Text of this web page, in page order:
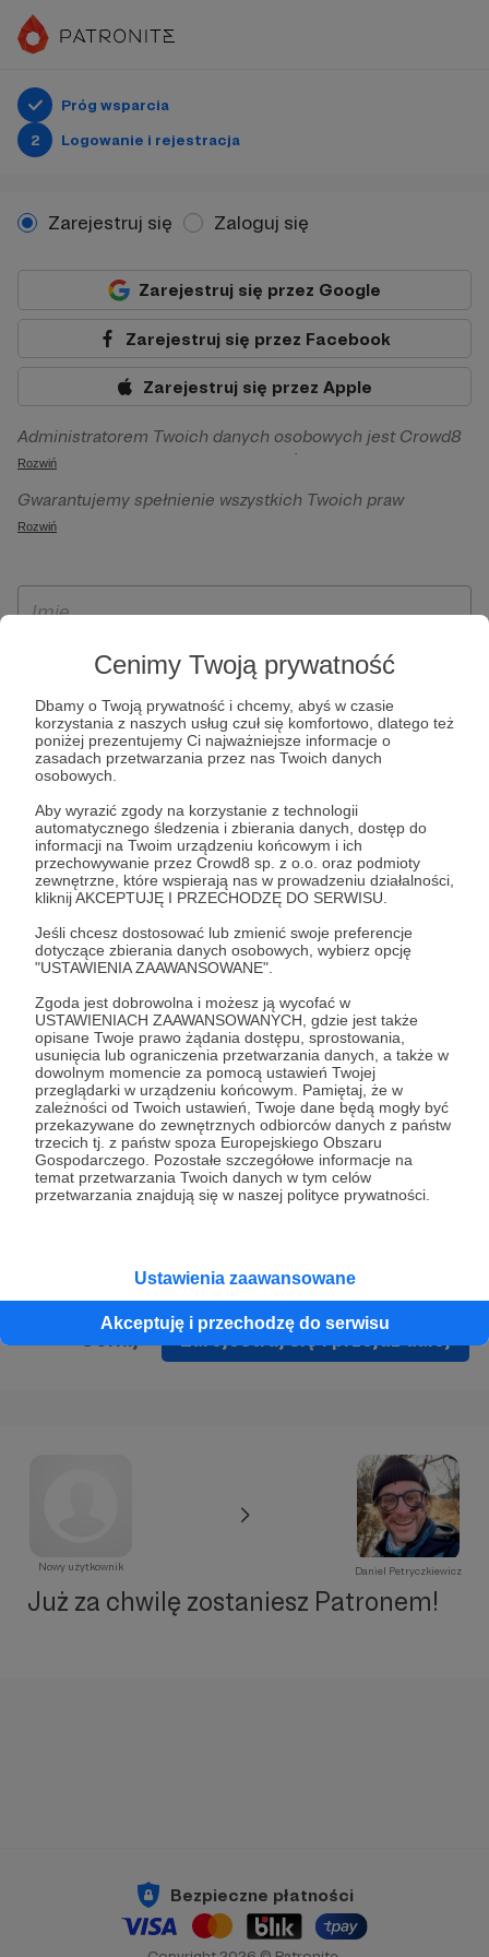
Cenimy Twoją prywatność
Dbamy o Twoją prywatność i chcemy, abyś w czasie
korzystania z naszych usług czuł się komfortowo, dlatego też
poniżej prezentujemy Ci najważniejsze informacje o
zasadach przetwarzania przez nas Twoich danych
osobowych.
Aby wyrazić zgody na korzystanie z technologii
automatycznego śledzenia i zbierania danych, dostęp do
informacji na Twoim urządzeniu końcowym i ich
przechowywanie przez Crowd8 sp. z o.o. oraz podmioty
zewnętrzne, które wspierają nas w prowadzeniu działalności,
kliknij AKCEPTUJĘ I PRZECHODZĘ DO SERWISU.
Jeśli chcesz dostosować lub zmienić swoje preferencje
dotyczące zbierania danych osobowych, wybierz opcję
"USTAWIENIA ZAAWANSOWANE".
Zgoda jest dobrowolna i możesz ją wycofać w
USTAWIENIACH ZAAWANSOWANYCH, gdzie jest także
opisane Twoje prawo żądania dostępu, sprostowania,
usunięcia lub ograniczenia przetwarzania danych, a także w
dowolnym momencie za pomocą ustawień Twojej
przeglądarki w urządzeniu końcowym. Pamiętaj, że w
zależności od Twoich ustawień, Twoje dane będą mogły być
przekazywane do zewnętrznych odbiorców danych z państw
trzecich tj. z państw spoza Europejskiego Obszaru
Gospodarczego. Pozostałe szczegółowe informacje na
temat przetwarzania Twoich danych w tym celów
przetwarzania znajdują się w naszej polityce prywatności.
Ustawienia zaawansowane
Akceptuję i przechodzę do serwisu
Próg wsparcia
2
Logowanie i rejestracja
Zarejestruj się Zaloguj się
Zarejestruj się przez Google
Zarejestruj się przez Facebook
Zarejestruj się przez Apple
Administratorem Twoich danych osobowych jest Crowd8
sp. z o.o. z siedziba w Warszawie, ul. Żwirki i Wigury 16, 02-
092 Warszawa. Twoje dane osobowe będą przetwarzane w
szczególności w celu wykonania umowy zawartej z Tobą, w
Patronite.pl, w tym możliwości dokonywania oraz
otrzymywania wsparcia na naszej platformie oraz
Rozwiń
Gwarantujemy spełnienie wszystkich Twoich praw
wynikających z ogólnego rozporządzenia o ochronie
ich przenoszenia, niepodlegania zautomatyzowanemu
wyrażenia sprzeciwu wobec przetwarzania Twoich danych
osobowych. Rejestracja dla osób niepełnoletnich możliwa
jest po przekazaniu podpisanego formularza "Zgodna na
założenie konta przez osobę niepełnoletnią", formularz
dostępny jest na stronie regulaminu Patronite.pl.
Rozwiń
* Zapoznałem się i akceptujęRegulaminserwisu oraz
* Wyrażam zgodę na przetwarzanie moich danych
osobowych podanych w formularzu rejestracyjnym w celu
prawidłowego świadczenia usług serwisu Patronite.
Wyrażam zgodę na otrzymywanie drogą elektroniczną
informacji handlowych - newslettera. Opcja ta może zostać
zmieniona w ustawieniach konta.
Zarejestruj się i przejdź dalej
Nowy użytkownik Daniel Petryczkiewicz
Już za chwilę zostaniesz Patronem!
Bezpieczne płatności